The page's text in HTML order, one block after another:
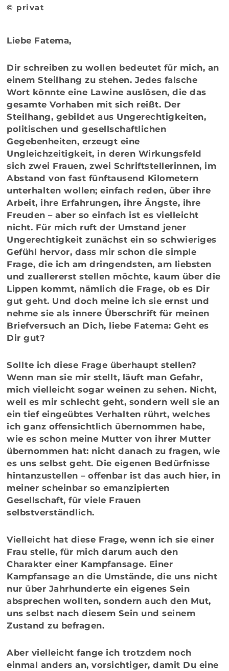
© privat
Liebe Fatema,
Dir schreiben zu wollen bedeutet für mich, an
einem Steilhang zu stehen. Jedes falsche
Wort könnte eine Lawine auslösen, die das
gesamte Vorhaben mit sich reißt. Der
Steilhang, gebildet aus Ungerechtigkeiten,
politischen und gesellschaftlichen
Gegebenheiten, erzeugt eine
Ungleichzeitigkeit, in deren Wirkungsfeld
sich zwei Frauen, zwei Schriftstellerinnen, im
Abstand von fast fünftausend Kilometern
unterhalten wollen; einfach reden, über ihre
Arbeit, ihre Erfahrungen, ihre Ängste, ihre
Freuden – aber so einfach ist es vielleicht
nicht. Für mich ruft der Umstand jener
Ungerechtigkeit zunächst ein so schwieriges
Gefühl hervor, dass mir schon die simple
Frage, die ich am dringendsten, am liebsten
und zuallererst stellen möchte, kaum über die
Lippen kommt, nämlich die Frage, ob es Dir
gut geht. Und doch meine ich sie ernst und
nehme sie als innere Überschrift für meinen
Briefversuch an Dich, liebe Fatema: Geht es
Dir gut?
Sollte ich diese Frage überhaupt stellen?
Wenn man sie mir stellt, läuft man Gefahr,
mich vielleicht sogar weinen zu sehen. Nicht,
weil es mir schlecht geht, sondern weil sie an
ein tief eingeübtes Verhalten rührt, welches
ich ganz offensichtlich übernommen habe,
wie es schon meine Mutter von ihrer Mutter
übernommen hat: nicht danach zu fragen, wie
es uns selbst geht. Die eigenen Bedürfnisse
hintanzustellen – offenbar ist das auch hier, in
meiner scheinbar so emanzipierten
Gesellschaft, für viele Frauen
selbstverständlich.
Vielleicht hat diese Frage, wenn ich sie einer
Frau stelle, für mich darum auch den
Charakter einer Kampfansage. Einer
Kampfansage an die Umstände, die uns nicht
nur über Jahrhunderte ein eigenes Sein
absprechen wollten, sondern auch den Mut,
uns selbst nach diesem Sein und seinem
Zustand zu befragen.
Aber vielleicht fange ich trotzdem noch
einmal anders an, vorsichtiger, damit Du eine